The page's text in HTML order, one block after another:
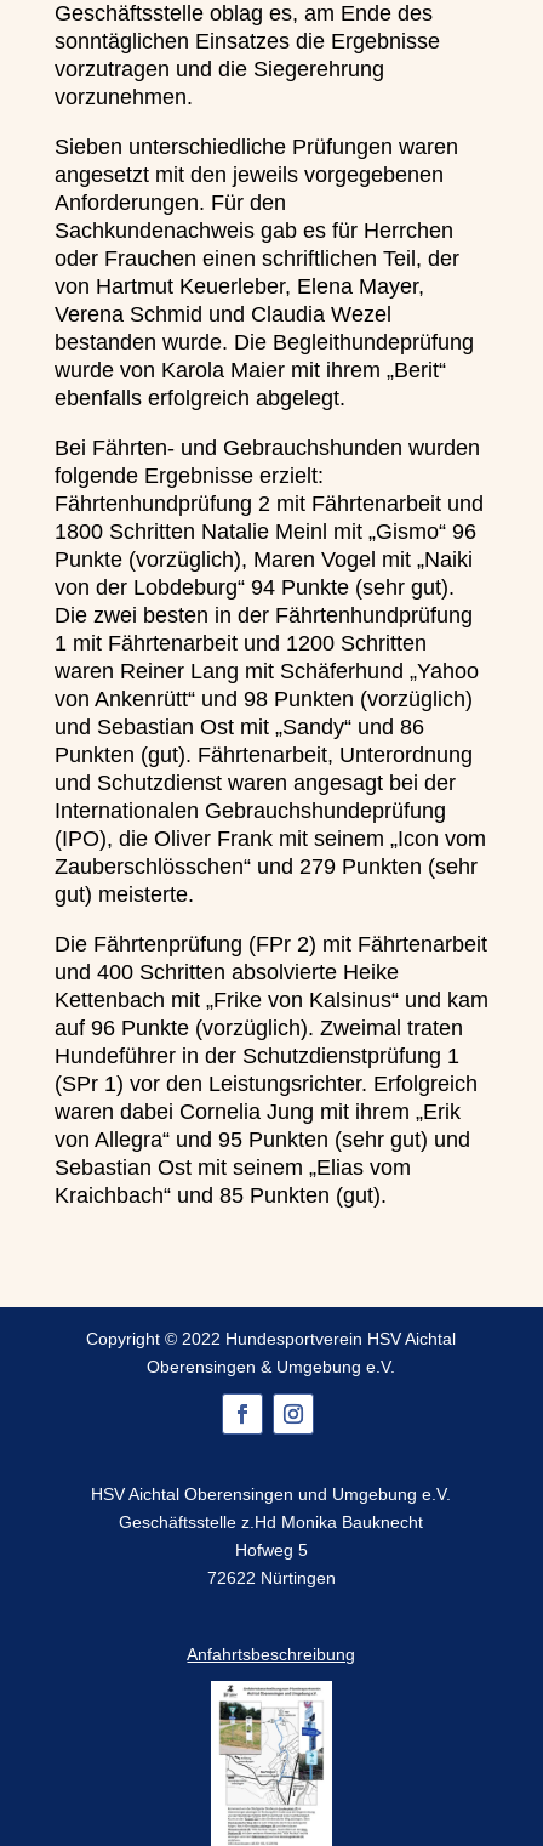
Geschäftsstelle oblag es, am Ende des
sonntäglichen Einsatzes die Ergebnisse
vorzutragen und die Siegerehrung
vorzunehmen.
Sieben unterschiedliche Prüfungen waren
angesetzt mit den jeweils vorgegebenen
Anforderungen. Für den
Sachkundenachweis gab es für Herrchen
oder Frauchen einen schriftlichen Teil, der
von Hartmut Keuerleber, Elena Mayer,
Verena Schmid und Claudia Wezel
bestanden wurde. Die Begleithundeprüfung
wurde von Karola Maier mit ihrem „Berit“
ebenfalls erfolgreich abgelegt.
Bei Fährten- und Gebrauchshunden wurden
folgende Ergebnisse erzielt:
Fährtenhundprüfung 2 mit Fährtenarbeit und
1800 Schritten Natalie Meinl mit „Gismo“ 96
Punkte (vorzüglich), Maren Vogel mit „Naiki
von der Lobdeburg“ 94 Punkte (sehr gut).
Die zwei besten in der Fährtenhundprüfung
1 mit Fährtenarbeit und 1200 Schritten
waren Reiner Lang mit Schäferhund „Yahoo
von Ankenrütt“ und 98 Punkten (vorzüglich)
und Sebastian Ost mit „Sandy“ und 86
Punkten (gut). Fährtenarbeit, Unterordnung
und Schutzdienst waren angesagt bei der
Internationalen Gebrauchshundeprüfung
(IPO), die Oliver Frank mit seinem „Icon vom
Zauberschlösschen“ und 279 Punkten (sehr
gut) meisterte.
Die Fährtenprüfung (FPr 2) mit Fährtenarbeit
und 400 Schritten absolvierte Heike
Kettenbach mit „Frike von Kalsinus“ und kam
auf 96 Punkte (vorzüglich). Zweimal traten
Hundeführer in der Schutzdienstprüfung 1
(SPr 1) vor den Leistungsrichter. Erfolgreich
waren dabei Cornelia Jung mit ihrem „Erik
von Allegra“ und 95 Punkten (sehr gut) und
Sebastian Ost mit seinem „Elias vom
Kraichbach“ und 85 Punkten (gut).
Copyright © 2022 Hundesportverein HSV Aichtal
Oberensingen & Umgebung e.V.
HSV Aichtal Oberensingen und Umgebung e.V.
Geschäftsstelle z.Hd Monika Bauknecht
Hofweg 5
72622 Nürtingen
Anfahrtsbeschreibung